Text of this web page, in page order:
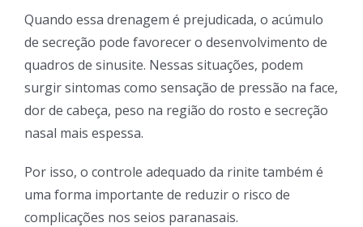
Quando essa drenagem é prejudicada, o acúmulo
de secreção pode favorecer o desenvolvimento de
quadros de sinusite. Nessas situações, podem
surgir sintomas como sensação de pressão na face,
dor de cabeça, peso na região do rosto e secreção
nasal mais espessa.
Por isso, o controle adequado da rinite também é
uma forma importante de reduzir o risco de
complicações nos seios paranasais.